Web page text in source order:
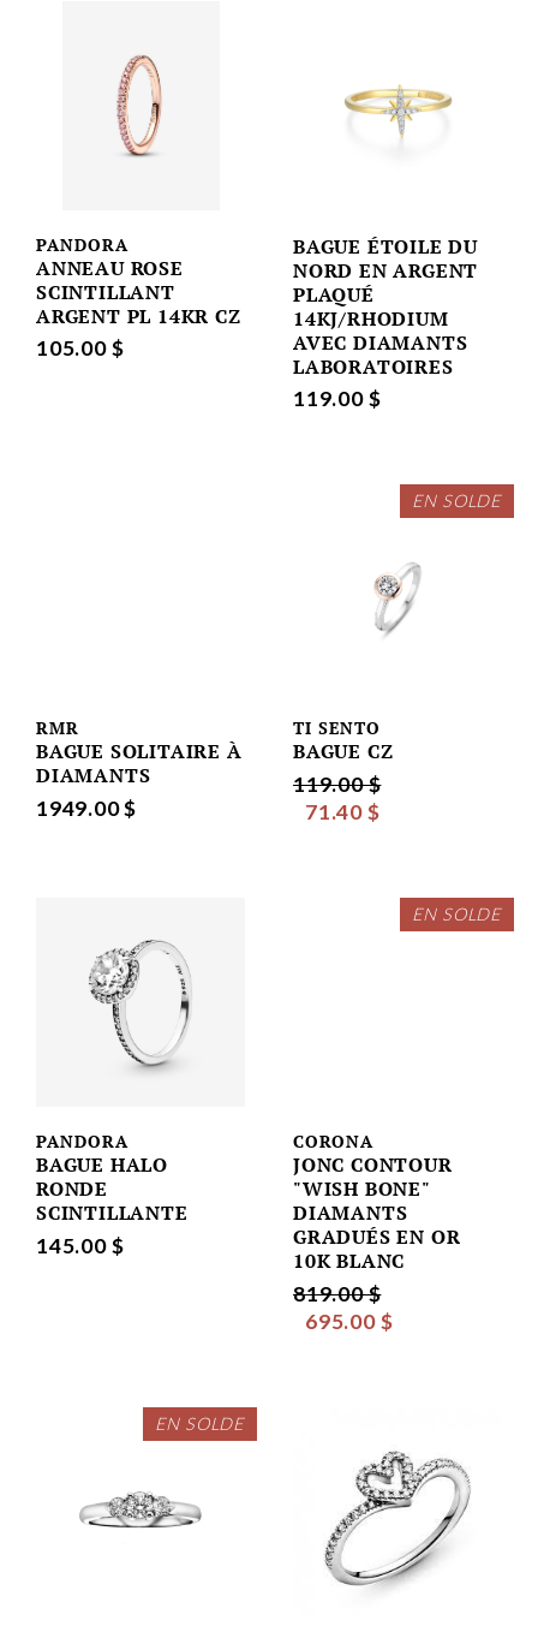
PANDORA
ANNEAU ROSE
SCINTILLANT
ARGENT PL 14KR CZ
105.00 $
BAGUE ÉTOILE DU
NORD EN ARGENT
PLAQUÉ
14KJ/RHODIUM
AVEC DIAMANTS
LABORATOIRES
119.00 $
RMR
BAGUE SOLITAIRE À
DIAMANTS
1949.00 $
EN SOLDE
TI SENTO
BAGUE CZ
119.00 $
71.40 $
PANDORA
BAGUE HALO
RONDE
SCINTILLANTE
145.00 $
EN SOLDE
CORONA
JONC CONTOUR
"WISH BONE"
DIAMANTS
GRADUÉS EN OR
10K BLANC
819.00 $
695.00 $
EN SOLDE